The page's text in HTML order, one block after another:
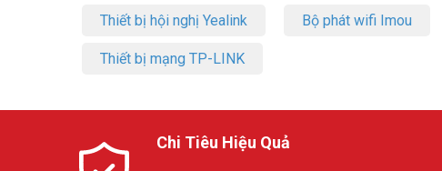
Thiết bị hội nghị Yealink Bộ phát wifi Imou
Thiết bị mạng TP-LINK
Chi Tiêu Hiệu Quả